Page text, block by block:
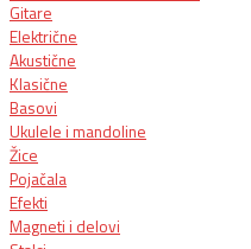
Gitare
Električne
Akustične
Klasične
Basovi
Ukulele i mandoline
Žice
Pojačala
Efekti
Magneti i delovi